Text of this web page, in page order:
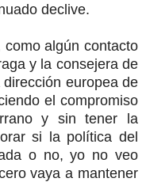
declive.
algún contacto
y la consejera de
europea de
el compromiso
y sin tener la
si la política del
o no, yo no veo
vaya a mantener